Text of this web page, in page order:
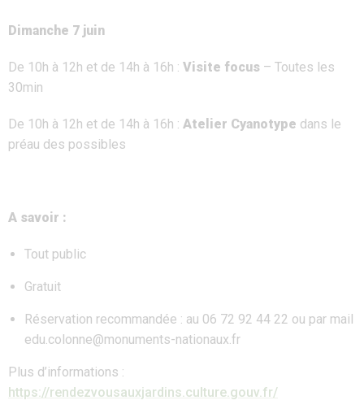
Dimanche 7 juin
De 10h à 12h et de 14h à 16h : Visite focus – Toutes les
30min
De 10h à 12h et de 14h à 16h : Atelier Cyanotype dans le
préau des possibles
A savoir :
Tout public
Gratuit
Réservation recommandée : au 06 72 92 44 22 ou par mail
edu.colonne@monuments-nationaux.fr
Plus d’informations :
https://rendezvousauxjardins.culture.gouv.fr/